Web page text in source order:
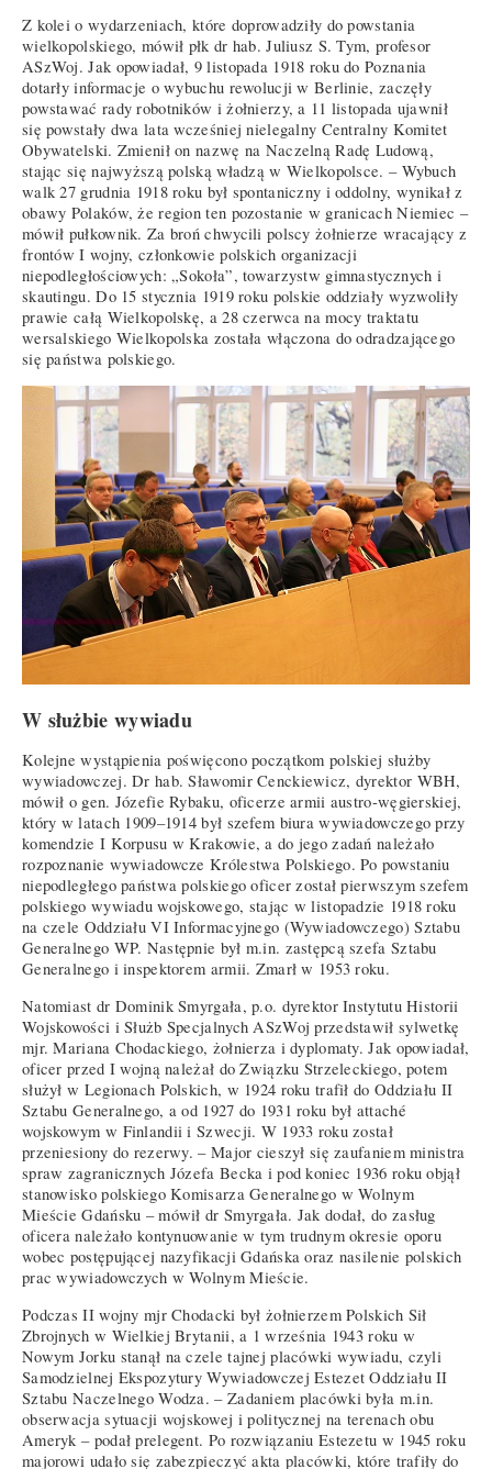
Z kolei o wydarzeniach, które doprowadziły do powstania
wielkopolskiego, mówił płk dr hab. Juliusz S. Tym, profesor
ASzWoj. Jak opowiadał, 9 listopada 1918 roku do Poznania
dotarły informacje o wybuchu rewolucji w Berlinie, zaczęły
powstawać rady robotników i żołnierzy, a 11 listopada ujawnił
się powstały dwa lata wcześniej nielegalny Centralny Komitet
Obywatelski. Zmienił on nazwę na Naczelną Radę Ludową,
stając się najwyższą polską władzą w Wielkopolsce. – Wybuch
walk 27 grudnia 1918 roku był spontaniczny i oddolny, wynikał z
obawy Polaków, że region ten pozostanie w granicach Niemiec –
mówił pułkownik. Za broń chwycili polscy żołnierze wracający z
frontów I wojny, członkowie polskich organizacji
niepodległościowych: „Sokoła”, towarzystw gimnastycznych i
skautingu. Do 15 stycznia 1919 roku polskie oddziały wyzwoliły
prawie całą Wielkopolskę, a 28 czerwca na mocy traktatu
wersalskiego Wielkopolska została włączona do odradzającego
się państwa polskiego.
W służbie wywiadu
Kolejne wystąpienia poświęcono początkom polskiej służby
wywiadowczej. Dr hab. Sławomir Cenckiewicz, dyrektor WBH,
mówił o gen. Józefie Rybaku, oficerze armii austro-węgierskiej,
który w latach 1909–1914 był szefem biura wywiadowczego przy
komendzie I Korpusu w Krakowie, a do jego zadań należało
rozpoznanie wywiadowcze Królestwa Polskiego. Po powstaniu
niepodległego państwa polskiego oficer został pierwszym szefem
polskiego wywiadu wojskowego, stając w listopadzie 1918 roku
na czele Oddziału VI Informacyjnego (Wywiadowczego) Sztabu
Generalnego WP. Następnie był m.in. zastępcą szefa Sztabu
Generalnego i inspektorem armii. Zmarł w 1953 roku.
Natomiast dr Dominik Smyrgała, p.o. dyrektor Instytutu Historii
Wojskowości i Służb Specjalnych ASzWoj przedstawił sylwetkę
mjr. Mariana Chodackiego, żołnierza i dyplomaty. Jak opowiadał,
oficer przed I wojną należał do Związku Strzeleckiego, potem
służył w Legionach Polskich, w 1924 roku trafił do Oddziału II
Sztabu Generalnego, a od 1927 do 1931 roku był attaché
wojskowym w Finlandii i Szwecji. W 1933 roku został
przeniesiony do rezerwy. – Major cieszył się zaufaniem ministra
spraw zagranicznych Józefa Becka i pod koniec 1936 roku objął
stanowisko polskiego Komisarza Generalnego w Wolnym
Mieście Gdańsku – mówił dr Smyrgała. Jak dodał, do zasług
oficera należało kontynuowanie w tym trudnym okresie oporu
wobec postępującej nazyfikacji Gdańska oraz nasilenie polskich
prac wywiadowczych w Wolnym Mieście.
Podczas II wojny mjr Chodacki był żołnierzem Polskich Sił
Zbrojnych w Wielkiej Brytanii, a 1 września 1943 roku w
Nowym Jorku stanął na czele tajnej placówki wywiadu, czyli
Samodzielnej Ekspozytury Wywiadowczej Estezet Oddziału II
Sztabu Naczelnego Wodza. – Zadaniem placówki była m.in.
obserwacja sytuacji wojskowej i politycznej na terenach obu
Ameryk – podał prelegent. Po rozwiązaniu Estezetu w 1945 roku
majorowi udało się zabezpieczyć akta placówki, które trafiły do